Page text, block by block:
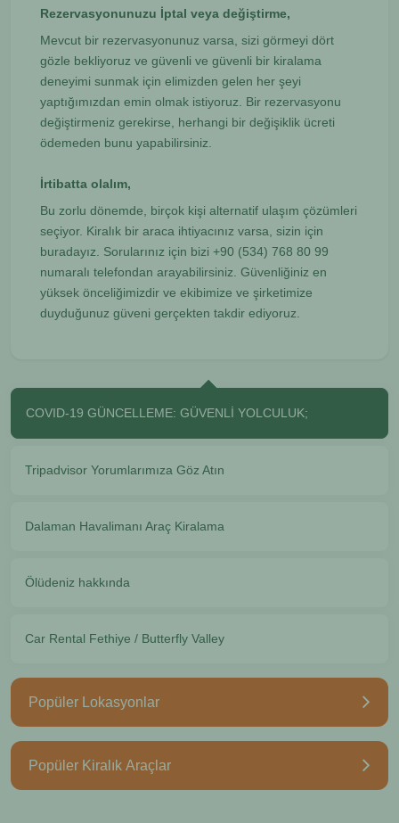
Rezervasyonunuzu İptal veya değiştirme,
Mevcut bir rezervasyonunuz varsa, sizi görmeyi dört
gözle bekliyoruz ve güvenli ve güvenli bir kiralama
deneyimi sunmak için elimizden gelen her şeyi
yaptığımızdan emin olmak istiyoruz. Bir rezervasyonu
değiştirmeniz gerekirse, herhangi bir değişiklik ücreti
ödemeden bunu yapabilirsiniz.
İrtibatta olalım,
Bu zorlu dönemde, birçok kişi alternatif ulaşım çözümleri
seçiyor. Kiralık bir araca ihtiyacınız varsa, sizin için
buradayız. Sorularınız için bizi +90 (534) 768 80 99
numaralı telefondan arayabilirsiniz. Güvenliğiniz en
yüksek önceliğimizdir ve ekibimize ve şirketimize
duyduğunuz güveni gerçekten takdir ediyoruz.
COVID-19 GÜNCELLEME: GÜVENLİ YOLCULUK;
Tripadvisor Yorumlarımıza Göz Atın
Dalaman Havalimanı Araç Kiralama
Ölüdeniz hakkında
Car Rental Fethiye / Butterfly Valley
Popüler Lokasyonlar
Popüler Kiralık Araçlar